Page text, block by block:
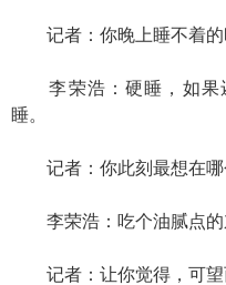
记者：你晚上睡不着的
李荣浩：硬睡，如果
睡。
记者：你此刻最想在哪
李荣浩：吃个油腻点的
记者：让你觉得，可望